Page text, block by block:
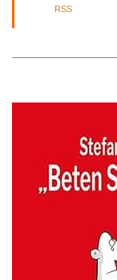
RSS